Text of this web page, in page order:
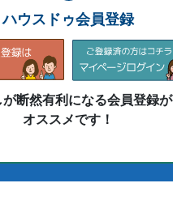
ハウスドゥ会員登録
が断然有利になる会員登録が
オススメです！